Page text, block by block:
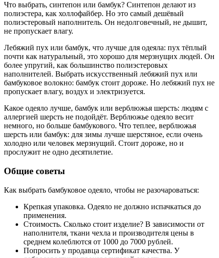
Что выбрать, синтепон или бамбук? Синтепон делают из
полиэстера, как холлофайбер. Но это самый дешёвый
полиэстеровый наполнитель. Он недолговечный, не дышит,
не пропускает влагу.
Лебяжий пух или бамбук, что лучше для одеяла: пух тёплый
почти как натуральный, это хорошо для мерзнущих людей. Он
более упругий, как большинство полиэстеровых
наполнителей. Выбрать искусственный лебяжий пух или
бамбуковое волокно: бамбук стоит дороже. Но лебяжий пух не
пропускает влагу, воздух и электризуется.
Какое одеяло лучше, бамбук или верблюжья шерсть: людям с
аллергией шерсть не подойдёт. Верблюжье одеяло весит
немного, но больше бамбукового. Что теплее, верблюжья
шерсть или бамбук: для зимы лучше шерстяное, если очень
холодно или человек мерзнущий. Стоит дороже, но и
прослужит не одно десятилетие.
Общие советы
Как выбрать бамбуковое одеяло, чтобы не разочароваться:
Крепкая упаковка. Одеяло не должно испачкаться до
применения.
Стоимость. Сколько стоит изделие? В зависимости от
наполнителя, ткани чехла и производителя цены в
среднем колеблются от 1000 до 7000 рублей.
Попросить у продавца сертификат качества. У